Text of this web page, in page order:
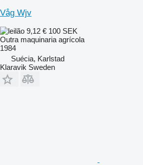
Våg Wjv
9,12 € 100 SEK
Outra maquinaria agrícola
1984
Suécia, Karlstad
Klaravik Sweden